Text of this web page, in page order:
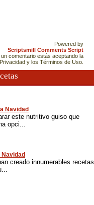
Powered by
Scriptsmill Comments Script
comentario estás aceptando la
y los Términos de Uso.
Navidad
este nutritivo guiso que
opci...
creado innumerables recetas